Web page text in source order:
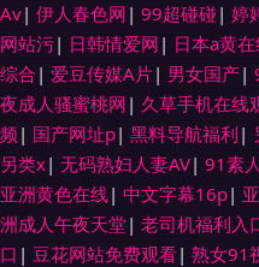
Av| 伊人春色网 | 99超碰碰| 婷
网站污| 日韩情爱网 | 日本a黄
综合 | 爱豆传媒A片| 男女国产|
夜成人骚蜜桃网 | 久草手机在线
频 | 国产网址p| 黑料导航福利 |
另类x| 无码熟妇人妻AV| 91素
亚洲黄色在线| 中文字幕16p|
洲成人午夜天堂| 老司机福利入
口 | 豆花网站免费观看| 熟女91